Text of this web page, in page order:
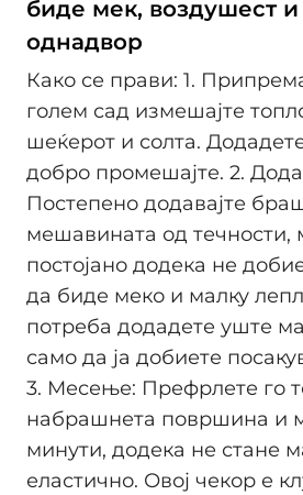
биде мек, воздушест
однадвор
Како се прави: 1.
голем сад измешајте
шеќерот и солта.
добро промешајте. 2.
Постепено додавајте
мешавината од течности,
постојано додека не
да биде меко и малку
потреба додадете уште
само да ја добиете
3. Месење: Префрлете го
набрашнета површина и
минути, додека не стане
еластично. Овој чекор е